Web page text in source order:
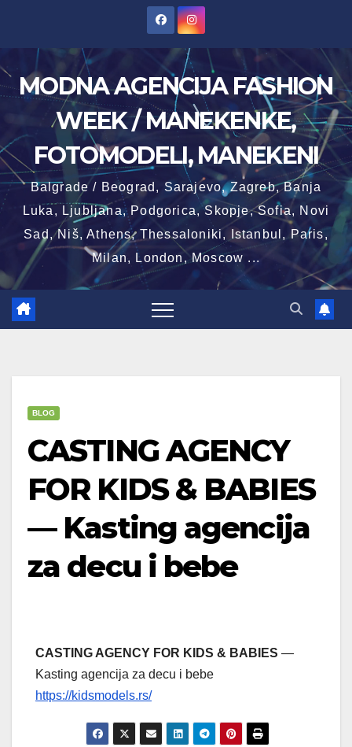
content
MODNA AGENCIJA FASHION
WEEK / MANEKENKE,
FOTOMODELI, MANEKENI
Balgrade / Beograd, Sarajevo, Zagreb, Banja
Luka, Ljubljana, Podgorica, Skopje, Sofia, Novi
Sad, Niš, Athens, Thessaloniki, Istanbul, Paris,
Milan, London, Moscow ...
BLOG
CASTING AGENCY
FOR KIDS & BABIES
— Kasting agencija
za decu i bebe
CASTING AGENCY FOR KIDS & BABIES —
Kasting agencija za decu i bebe
https://kidsmodels.rs/